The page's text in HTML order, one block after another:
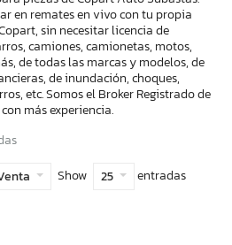
en remates en vivo con tu propia
sin necesitar licencia de
camiones, camionetas, motos,
de todas las marcas y modelos, de
de inundación, choques,
etc. Somos el Broker Registrado de
más experiencia.
Show 25 entradas